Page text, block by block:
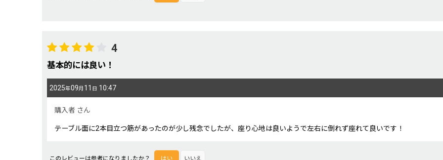
4
基本的には良い！
2025年09月 11 日 10:47
購入者 さん
テーブル面に2本目立つ筋があったのが少し残念でしたが、座り心地は良いようで左右に倒れず座れて良いです！
このレビューは参考になりましたか？ はい いいえ